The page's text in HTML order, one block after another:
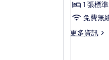
Entrance
to
Ushuaia
1 張標
免費無
更多資訊
更